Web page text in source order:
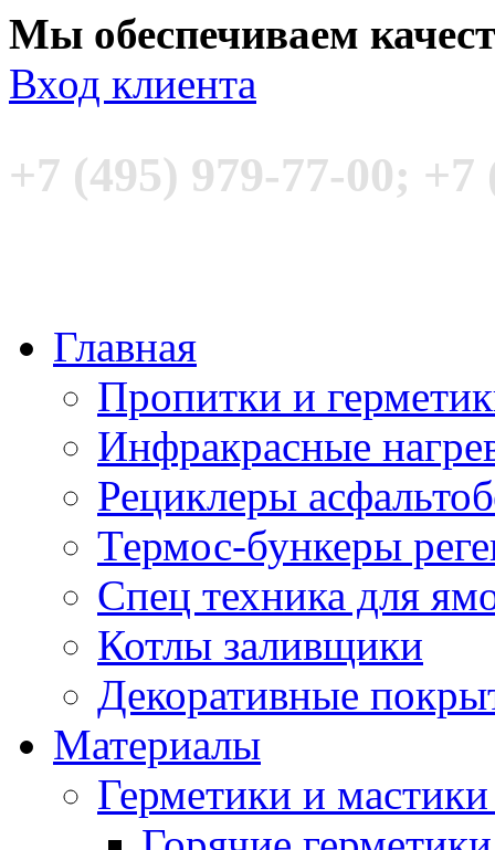
Мы обеспечиваем
Вход клиента
+7 (495) 979-77-00; +7
Главная
Пропитки и
Инфракрасные
Рециклеры
Термос-бункеры
Спец техника для
Котлы заливщики
Декоративные
Материалы
Герметики и